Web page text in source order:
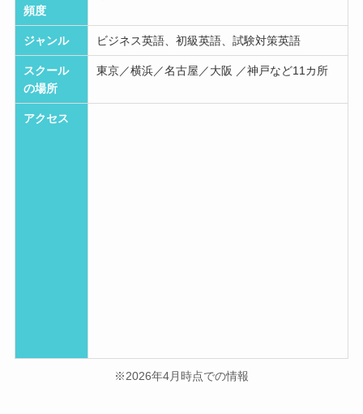
頻度
ジャンル ビジネス英語、初級英語、試験対策英語
スクール
の場所
東京／横浜／名古屋／大阪 ／神戸など11カ所
アクセス
※2026年4月時点での情報